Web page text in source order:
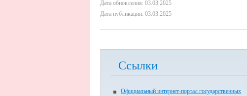
Дата обновления: 03.03.2025
Дата публикации: 03.03.2025
Ссылки
Официальный интернет-портал государственных